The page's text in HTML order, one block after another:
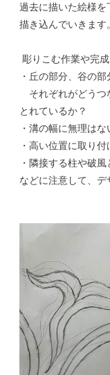
過去に描いた絵様
描き込んでいきます。
彫りこむ作業や完
・丘の部分、谷の
それぞれがどうつ
とれているか？
・溝の幅に無理はな
・高い位置に取り
・隣接する柱や破
などに注意して、デ